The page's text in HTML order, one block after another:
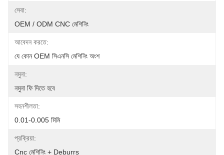
সেবা:
OEM / ODM CNC মেশিনিং
আবেদন করতে:
যে কোন OEM সিএনসি মেশিনিং অংশ
নমুনা:
নমুনা ফি দিতে হবে
সহনশীলতা:
0.01-0.005 মিমি
প্রক্রিয়া:
Cnc মেশিনিং + Deburrs